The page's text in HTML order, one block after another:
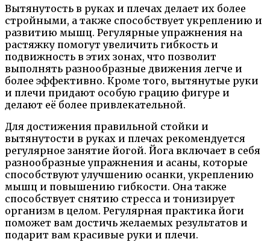
Вытянутость в руках и плечах делает их более
стройными, а также способствует укреплению и
развитию мышц. Регулярные упражнения на
растяжку помогут увеличить гибкость и
подвижность в этих зонах, что позволит
выполнять разнообразные движения легче и
более эффективно. Кроме того, вытянутые руки
и плечи придают особую грацию фигуре и
делают её более привлекательной.
Для достижения правильной стойки и
вытянутости в руках и плечах рекомендуется
регулярное занятие йогой. Йога включает в себя
разнообразные упражнения и асаны, которые
способствуют улучшению осанки, укреплению
мышц и повышению гибкости. Она также
способствует снятию стресса и тонизирует
организм в целом. Регулярная практика йоги
поможет вам достичь желаемых результатов и
подарит вам красивые руки и плечи.